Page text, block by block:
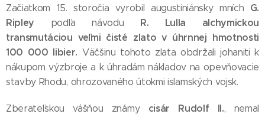
Začiatkom 15. storočia vyrobil augustiniánsky mních G.
Ripley
podľa návodu R. Lulla alchymickou
transmutáciou veľmi čisté zlatov úhrnnej hmotnosti
100 000 libier. Väčšinu tohoto zlata obdržali johaniti k
nákupom výzbroje a k úhradám nákladov na opevňovacie
stavby Rhodu, ohrozovaného útokmi islamských vojsk.
Zberateľskou vášňou známy cisár Rudolf II., nemal